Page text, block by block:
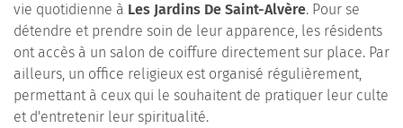
vie quotidienne à Les Jardins De Saint-Alvère. Pour se
détendre et prendre soin de leur apparence, les résidents
ont accès à un salon de coiffure directement sur place. Par
ailleurs, un office religieux est organisé régulièrement,
permettant à ceux qui le souhaitent de pratiquer leur culte
et d'entretenir leur spiritualité.